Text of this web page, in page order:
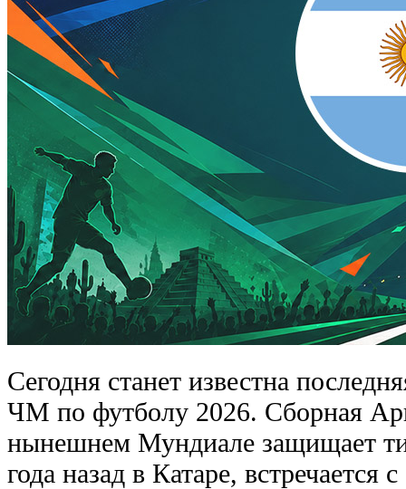
Сегодня станет известна
ЧМ по футболу 2026. Сборная
нынешнем Мундиале защищает
года назад в Катаре, встречается